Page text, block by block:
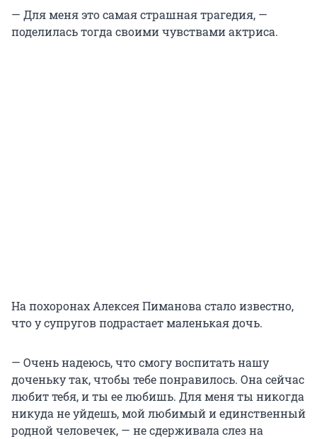
— Для меня это самая страшная трагедия, —
поделилась тогда своими чувствами актриса.
На похоронах Алексея Пиманова стало известно,
что у супругов подрастает маленькая дочь.
— Очень надеюсь, что смогу воспитать нашу
доченьку так, чтобы тебе понравилось. Она сейчас
любит тебя, и ты ее любишь. Для меня ты никогда
никуда не уйдешь, мой любимый и единственный
родной человечек, — не сдерживала слез на